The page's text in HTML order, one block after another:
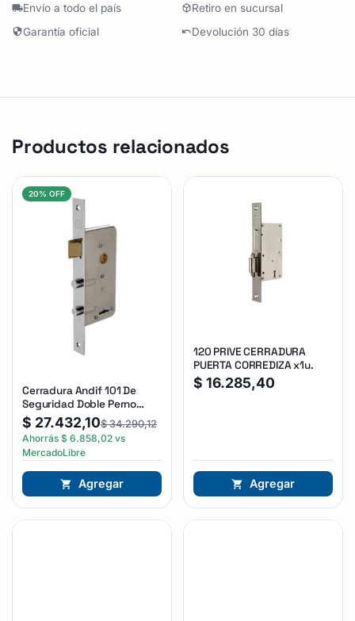
Envío a todo el país
Retiro en sucursal
Garantía oficial
Devolución 30 días
Productos relacionados
20% OFF
Cerradura Andif 101 De
Seguridad Doble Perno
Reforzada Plateado
$ 27.432,10$34.290,12
Ahorrás $ 6.858,02 vs
MercadoLibre
Agregar
120 PRIVE CERRADURA
PUERTA CORREDIZA x1u.
$ 16.285,40
Agregar